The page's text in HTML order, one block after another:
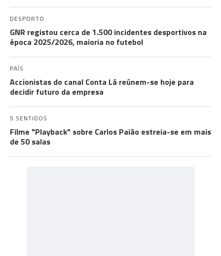
DESPORTO
GNR registou cerca de 1.500 incidentes desportivos na
época 2025/2026, maioria no futebol
PAÍS
Accionistas do canal Conta Lá reúnem-se hoje para
decidir futuro da empresa
5 SENTIDOS
Filme "Playback" sobre Carlos Paião estreia-se em mais
de 50 salas